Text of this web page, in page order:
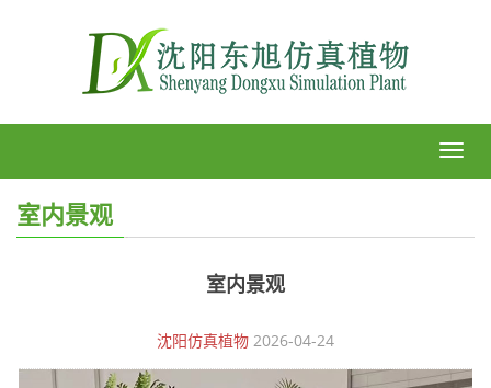
室内景观
室内景观
沈阳仿真植物 2026-04-24